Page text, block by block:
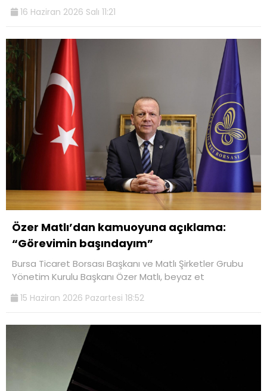
16 Haziran 2026 Salı 11:21
Özer Matlı’dan kamuoyuna açıklama:
“Görevimin başındayım”
Bursa Ticaret Borsası Başkanı ve Matlı Şirketler Grubu
Yönetim Kurulu Başkanı Özer Matlı, beyaz et
15 Haziran 2026 Pazartesi 18:52